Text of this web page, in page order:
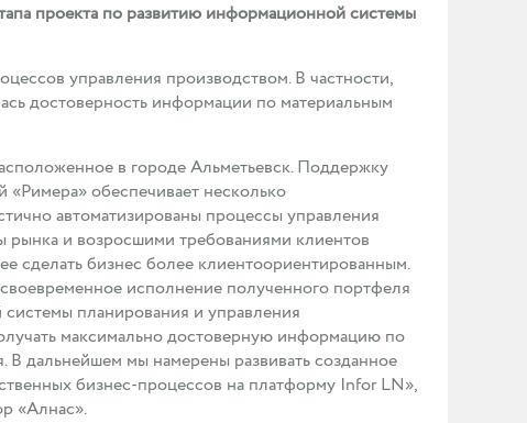
проекта по развитию информационной системы
управления производством. В частности,
достоверность информации по материальным
в городе Альметьевск. Поддержку
обеспечивает несколько
автоматизированы процессы управления
рынка и возросшими требованиями клиентов
сделать бизнес более клиентоориентированным.
исполнение полученного портфеля
планирования и управления
максимально достоверную информацию по
В дальнейшем мы намерены развивать созданное
бизнес-процессов на платформу Infor LN»,
«Алнас».